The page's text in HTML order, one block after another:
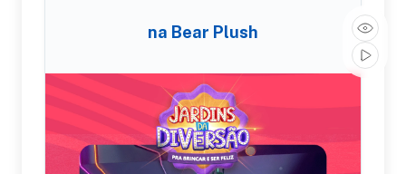
na Bear Plush